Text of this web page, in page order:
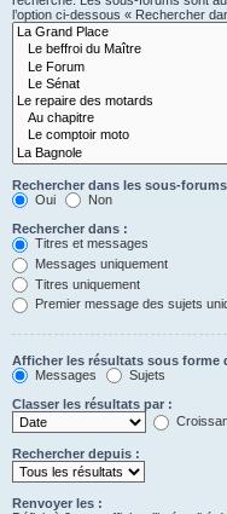
l’option ci-dessous « Rechercher
Rechercher dans les sous-
Oui
Non
Rechercher dans :
Titres et messages
Messages uniquement
Titres uniquement
Premier message des sujets
Afficher les résultats sous forme
Messages
Sujets
Classer les résultats par :
Rechercher depuis :
Renvoyer les :